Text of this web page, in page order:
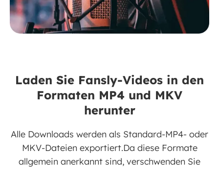
Laden Sie Fansly-Videos in den
Formaten MP4 und MKV
herunter
Alle Downloads werden als Standard-MP4- oder
MKV-Dateien exportiert.Da diese Formate
allgemein anerkannt sind, verschwenden Sie